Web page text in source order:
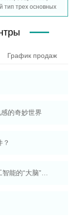
тип трех основных
используемые
График продаж
的奇妙世界
？
AI不是魔法，是数学：揭开人工智能的“大脑”面纱